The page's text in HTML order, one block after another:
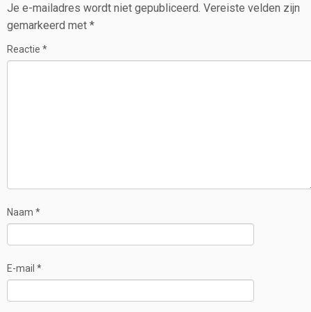
Je e-mailadres wordt niet gepubliceerd. Vereiste velden zijn
gemarkeerd met *
Reactie *
Naam *
E-mail *